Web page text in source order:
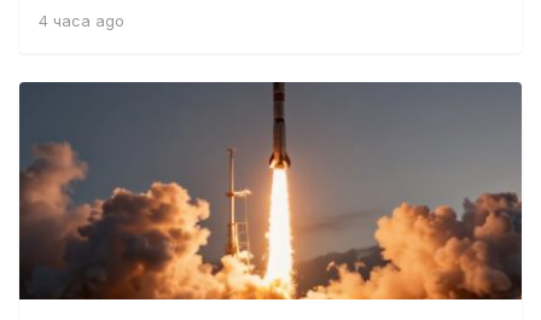
4 часа ago